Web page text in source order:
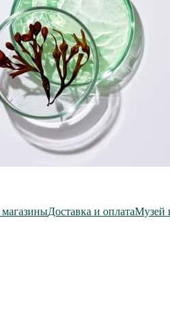
Доставка и оплатаМузей